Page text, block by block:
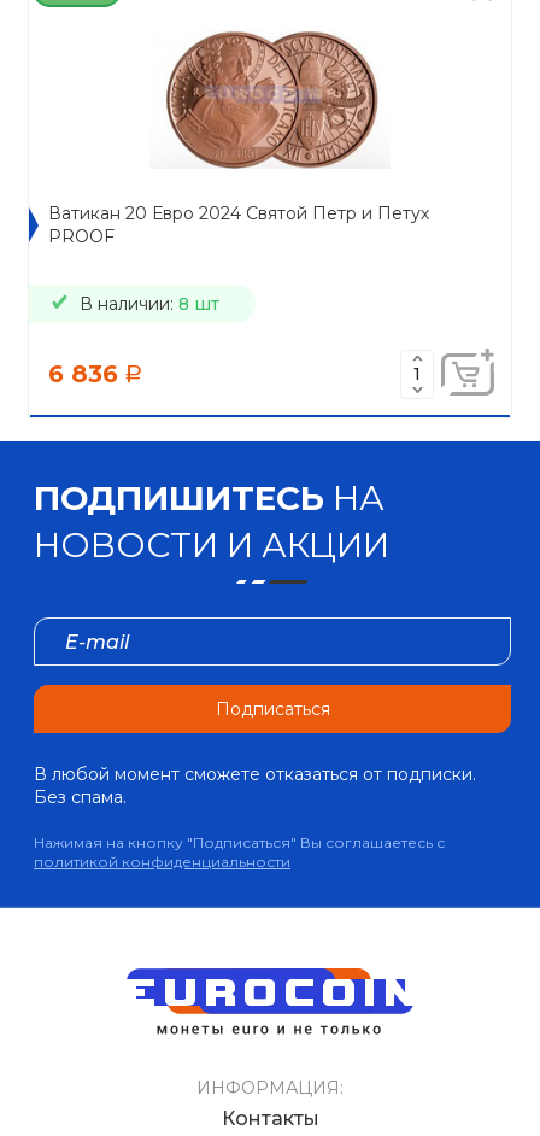
Ватикан 20 Евро 2024 Святой Петр и Петух
PROOF
В наличии: 8 шт
6 836 a
ПОДПИШИТЕСЬ НА
НОВОСТИ И АКЦИИ
Подписаться
В любой момент сможете отказаться от подписки.
Без спама.
Нажимая на кнопку "Подписаться" Вы соглашаетесь с
политикой конфиденциальности
ИНФОРМАЦИЯ:
Контакты